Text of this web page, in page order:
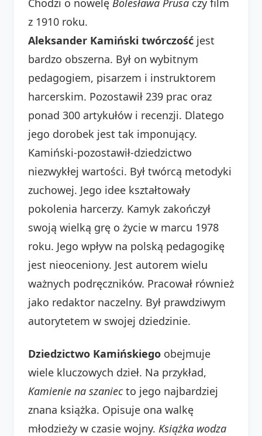
z 1910 roku.
Aleksander Kamiński twórczość jest
bardzo obszerna. Był on wybitnym
pedagogiem, pisarzem i instruktorem
harcerskim. Pozostawił 239 prac oraz
ponad 300 artykułów i recenzji. Dlatego
jego dorobek jest tak imponujący.
Kamiński-pozostawił-dziedzictwo
niezwykłej wartości. Był twórcą metodyki
zuchowej. Jego idee kształtowały
pokolenia harcerzy. Kamyk zakończył
swoją wielką grę o życie w marcu 1978
roku. Jego wpływ na polską pedagogikę
jest nieoceniony. Jest autorem wielu
ważnych podręczników. Pracował również
jako redaktor naczelny. Był prawdziwym
autorytetem w swojej dziedzinie.
Dziedzictwo Kamińskiego obejmuje
wiele kluczowych dzieł. Na przykład,
Kamienie na szaniecto jego najbardziej
znana książka. Opisuje ona walkę
młodzieży w czasie wojny. Książka wodza